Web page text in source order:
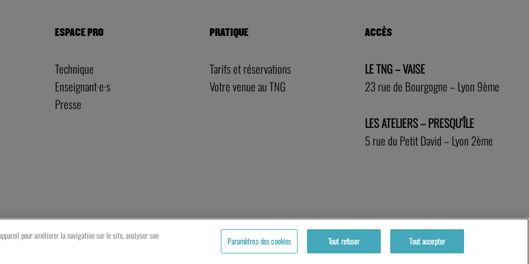
ESPACE PRO
Technique
Enseignant·e·s
Presse
PRATIQUE
Tarifs et réservations
Votre venue au TNG
ACCÈS
LE TNG – VAISE
23 rue de Bourgogne – Lyon 9ème
LES ATELIERS – PRESQU’ÎLE
5 rue du Petit David – Lyon 2ème
Mentions légales Politique de cookies
pour améliorer la navigation sur le site, analyser son
Paramètres des cookies Tout refuser Tout accepter